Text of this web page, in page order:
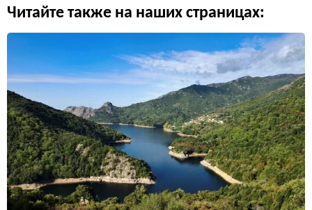
Читайте также на наших страницах: